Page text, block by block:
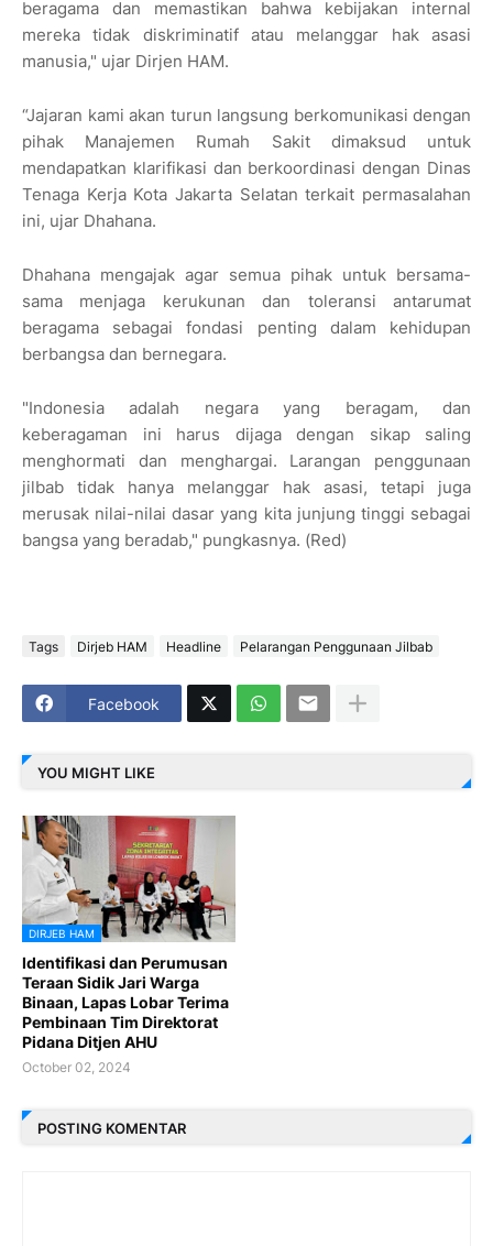
beragama dan memastikan bahwa kebijakan internal
mereka tidak diskriminatif atau melanggar hak asasi
manusia," ujar Dirjen HAM.
“Jajaran kami akan turun langsung berkomunikasi dengan
pihak Manajemen Rumah Sakit dimaksud untuk
mendapatkan klarifikasi dan berkoordinasi dengan Dinas
Tenaga Kerja Kota Jakarta Selatan terkait permasalahan
ini, ujar Dhahana.
Dhahana mengajak agar semua pihak untuk bersama-
sama menjaga kerukunan dan toleransi antarumat
beragama sebagai fondasi penting dalam kehidupan
berbangsa dan bernegara.
"Indonesia adalah negara yang beragam, dan
keberagaman ini harus dijaga dengan sikap saling
menghormati dan menghargai. Larangan penggunaan
jilbab tidak hanya melanggar hak asasi, tetapi juga
merusak nilai-nilai dasar yang kita junjung tinggi sebagai
bangsa yang beradab," pungkasnya. (Red)
Tags Dirjeb HAM Headline Pelarangan Penggunaan Jilbab
Facebook
YOU MIGHT LIKE
DIRJEB HAM
Identifikasi dan Perumusan
Teraan Sidik Jari Warga
Binaan, Lapas Lobar Terima
Pembinaan Tim Direktorat
Pidana Ditjen AHU
October 02, 2024
POSTING KOMENTAR